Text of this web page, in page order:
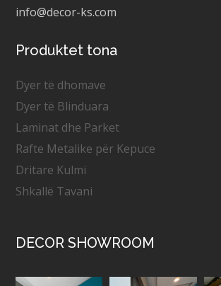
info@decor-ks.com
Produktet tona
Dyer të dhomave
Dyer të Blinduara
Laminat dhe Parket
Rafte Metalike për Kepuce
Dritare Kulmi
Shkallë Tavani
DECOR SHOWROOM